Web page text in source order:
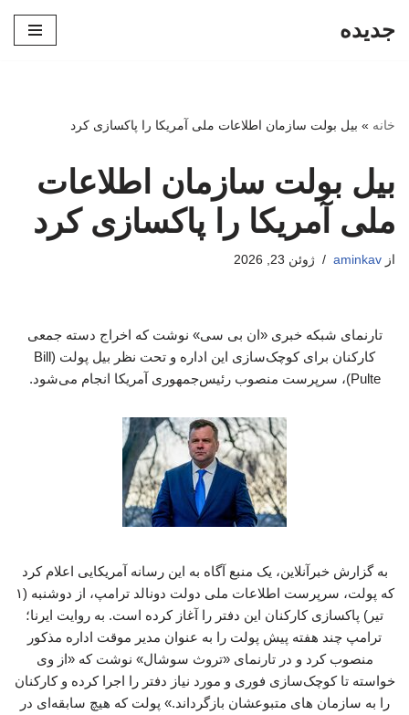
جدیده
خانه » بیل بولت سازمان اطلاعات ملی آمریکا را پاکسازی کرد
بیل بولت سازمان اطلاعات
ملی آمریکا را پاکسازی کرد
از aminkav ژوئن 23, 2026
تارنمای شبکه خبری «ان بی سی» نوشت که اخراج‌ دسته جمعی
کارکنان برای کوچک‌سازی این اداره و تحت نظر بیل پولت (Bill
Pulte)، سرپرست منصوب رئیس‌جمهوری آمریکا انجام می‌شود.
به گزارش خبرآنلاین، یک منبع آگاه به این رسانه آمریکایی اعلام کرد
که پولت، سرپرست اطلاعات ملی دولت دونالد ترامپ، از دوشنبه (۱
تیر) پاکسازی کارکنان این دفتر را آغاز کرده است. به روایت ایرنا؛
ترامپ چند هفته پیش پولت را به عنوان مدیر موقت اداره مذکور
منصوب کرد و در تارنمای «تروث سوشال» نوشت که «از وی
خواسته تا کوچک‌سازی فوری و مورد نیاز دفتر را اجرا کرده و کارکنان
را به سازمان های متبوعشان بازگرداند.» پولت که هیچ سابقه‌ای در